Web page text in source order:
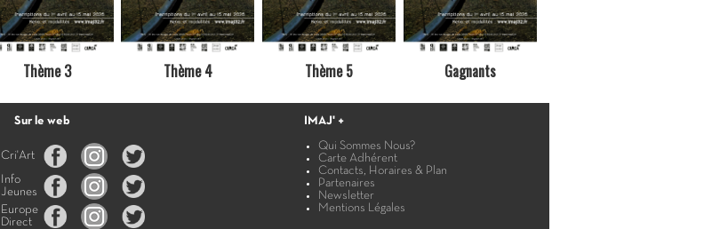
Thème 3 Thème 4 Thème 5 Gagnants
Sur le web
Cri'Art
Info
Jeunes
Europe
Direct
IMAJ' +
Qui Sommes Nous?
Carte Adhérent
Contacts, Horaires & Plan
Partenaires
Newsletter
Mentions Légales